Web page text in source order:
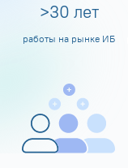
>30 лет
работы на рынке ИБ